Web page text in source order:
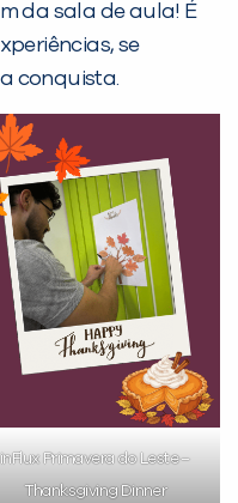
da sala de aula! É
se
conquista.
inFlux Primavera do Leste –
Thanksgiving Dinner
abaixo e
em contato